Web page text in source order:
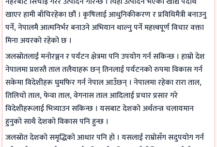
खाएर हामी बाँचिरहेका छौं । कृषिलाई आधुनिकीकरण र प्रविधिमैत्री बनाउनु
पर्ने, नेपालमै आत्मनिर्भर बनाउने अभियान थाल्नु पर्ने महत्त्वपूर्ण विचार वक्ता
मिना अयरको रहेको छ ।
जलस्रोतलाई मनोरञ्जन र पर्यटन क्षेत्रमा पनि उपयोग गर्न सकिन्छ । हाम्रो देश
नेपालमा प्रशस्तै ताल तलैयाहरू छन् तिनलाई पर्यटनको रुपमा विकास गर्न
सकेमा विदेशीहरू घुमफिर गर्न नेपाल आउँछन् । नेपालमा रहेका रारा ताल,
तिलिचो ताल, फेवा ताल, वेगनास ताल आदिलाई प्रचार प्रसार गरे
विदेशीहरूलाई भित्र्याउन सकिन्छ । यसबाट देशको अर्थतन्त्र चलायमान
हुनुको साथै देशको विकास पनि हुन्छ ।
जलस्रोत देशको समृद्धिको आधार पनि हो । यसलाई राम्रोसँग सदुपयोग गर्न
t
i
n
T
e
c
h
n
o
g
n
C
o
m
p
l
e
t
e
M
e
t
h
o
d
s
C
o
s
a
n
d
A
n
a
l
y
s
r
s
n
S
o
c
i
t